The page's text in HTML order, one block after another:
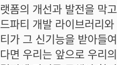
랫폼의 개선과 발전을 막
드파티 개발 라이브러리
티가 그 신기능을 받아들
다면 우리는 앞으로 우리